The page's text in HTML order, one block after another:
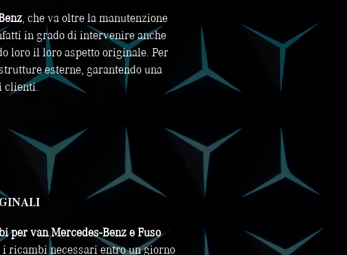
, che va oltre la manutenzione
in grado di intervenire anche
loro il loro aspetto originale. Per
esterne, garantendo una
clienti.
per van Mercedes-Benz e Fuso
ricambi necessari entro un giorno